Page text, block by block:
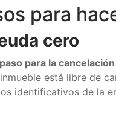
para
cero
paso para la
está libre de
identificativos de